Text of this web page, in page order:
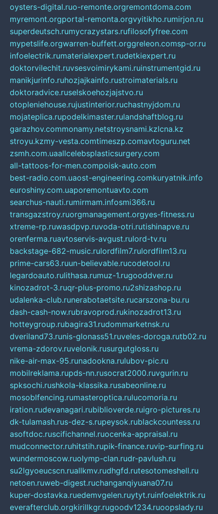
oysters-digital.ruo-remonte.orgremontdoma.com
myremont.orgportal-remonta.orgvyitikho.rumirjon.ru
superdeutsch.rumycrazystars.rufilosofyfree.com
mypetslife.orgwarren-buffett.orggreleon.comsp-or.ru
infoelectrik.rumaterialexpert.rudetkiexpert.ru
doktorvilechit.ruvsesvoimirykami.ruinstrumentgid.ru
manikjurinfo.ruhozjajkainfo.rustroimaterials.ru
doktoradvice.ruselskoehozjajstvo.ru
otopleniehouse.rujustinterior.ruchastnyjdom.ru
mojateplica.rupodelkimaster.rulandshaftblog.ru
garazhov.commonamy.netstroysnami.kzlcna.kz
stroyu.kzmy-vesta.comtimeszp.comavtoguru.net
zsmh.com.uaallcelebsplasticsurgery.com
all-tattoos-for-men.compoisk-auto.com
best-radio.com.uaost-engineering.comkuryatnik.info
euroshiny.com.uaporemontuavto.com
searchus-nauti.rumirmam.infosmi366.ru
transgazstroy.ruorgmanagement.orgyes-fitness.ru
xtreme-rp.ruwasdpvp.ruvoda-otri.rutishinapve.ru
orenferma.ruavtoservis-avgust.rulord-tv.ru
backstage-682-music.rulordfilm7.rulordfilm13.ru
prime-cars63.ruun-believable.rucodetool.ru
legardoauto.rulithasa.rumuz-1.rugooddver.ru
kinozadrot-3.ruqr-plus-promo.ru2shizashop.ru
udalenka-club.runerabotaetsite.rucarszona-bu.ru
dash-cash-now.rubravoprod.rukinozadrot13.ru
hotteygroup.rubagira31.rudommarketnsk.ru
dveriland73.runis-glonass51.ruveles-doroga.rutb02.ru
vrema-zdorov.ruvelonik.rusurgutgloss.ru
nike-air-max-95.runadookna.rulubov-pic.ru
mobilreklama.rupds-nn.rusocrat2000.ruvgurin.ru
spksochi.rushkola-klassika.rusabeonline.ru
mosoblfencing.rumasteroptica.rulucomoria.ru
iration.rudevanagari.rubiblioverde.ruigro-pictures.ru
dk-tulamash.rus-dez-s.rupeysok.rublackcountess.ru
asoftdoc.ruscifichannel.ruocenka-appraisal.ru
mudconnector.ruhitstih.rupik-finance.ruvip-surfing.ru
wundermoscow.ruolymp-clan.rudr-pavlush.ru
su2lgyoeucscn.ruallkmv.rudhgfd.rutesotomeshell.ru
netoen.ruweb-digest.ruchanganqiyuana07.ru
kuper-dostavka.ruedemvgelen.ruytyt.ruinfoelektrik.ru
everafterclub.orgkirillkgr.rugoodv1234.ruoopslady.ru